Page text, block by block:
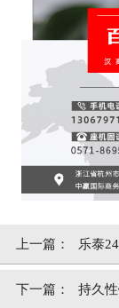
上一篇： 乐泰
辨别
下一篇： 持久